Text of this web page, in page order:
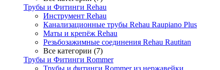
Трубы и Фитинги Rehau
Инструмент Rehau
Канализационные трубы Rehau Raupiano Plus
Маты и крепёж Rehau
Резьбозажимные соединения Rehau Rautitan
Все категории (7)
Трубы и Фитинги Rommer
Трубы и фитинги Rommer из нержавейки